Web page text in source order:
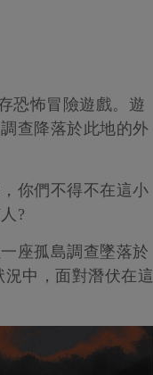
恐怖冒險遊戲。遊
查降落於此地的外
你們不得不在這小
?
座孤島調查墜落於
中，面對潛伏在這